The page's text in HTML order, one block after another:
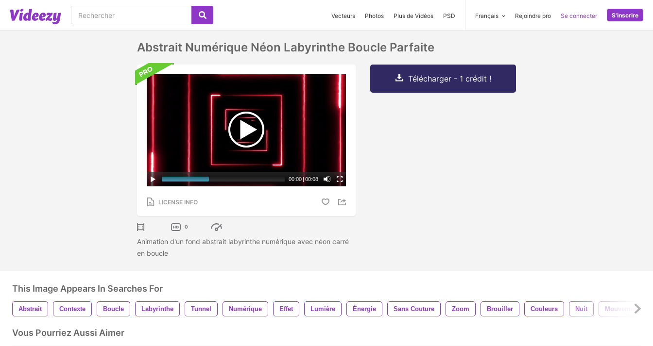
Vecteurs Photos Plus de Vidéos PSD Français Rejoindre pro Se connecter S'inscrire
Abstrait Numérique Néon Labyrinthe Boucle Parfaite
00:00 | 00:08
LICENSE INFO
0
Animation d'un fond abstrait labyrinthe numérique avec néon carré
en boucle
Télécharger - 1 crédit !
This Image Appears In Searches For
Abstrait Contexte Boucle Labyrinthe Tunnel Numérique Effet Lumière Énergie Sans Couture Zoom Brouiller Couleurs Nuit Mouvement
Vous Pourriez Aussi Aimer